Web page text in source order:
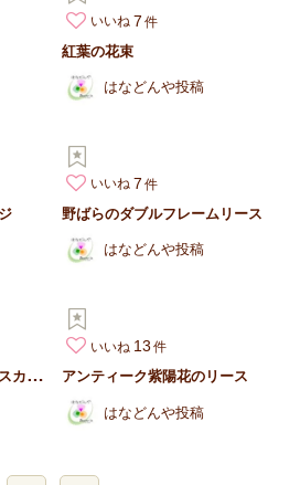
いいね 7
紅葉の花束
はなどんや投稿
いいね 7
野ばらのダブルフレームリース
はなどんや投稿
ラ
ナンキュラスのニュアンスカラーブーケ
いいね 13
アンティーク紫陽花のリース
はなどんや投稿